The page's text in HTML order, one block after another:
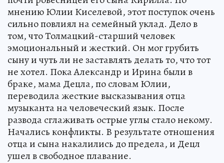
мнению Юлии Киселевой, этот поступок очень
сильно повлиял на семейный уклад. Дело в
том, что Толмацкий-старший человек
эмоциональный и жесткий. Он мог грубить
сыну и чуть ли не заставлять делать то, что тот
не хотел. Пока Александр и Ирина были в
браке, мама Децла, по словам Юлии,
переводила жесткие высказывания отца
музыканта на человеческий язык. После
развода сглаживать острые углы стало некому.
Начались конфликты. В результате отношения
отца и сына накалились до предела, и Децл
ушел в свободное плавание.